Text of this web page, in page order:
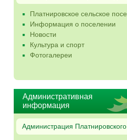
Платнировское сельское
Информация о поселении
Новости
Культура и спорт
Фотогалереи
Административная
информация
Администрация